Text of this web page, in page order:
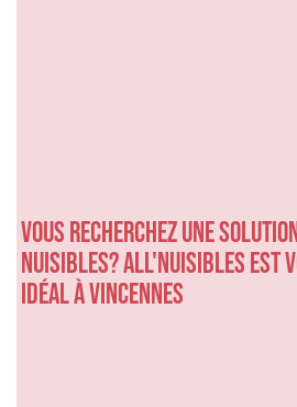
Vous recherchez une
nuisibles? ALL'NUISIBLES
idéal à Vincennes